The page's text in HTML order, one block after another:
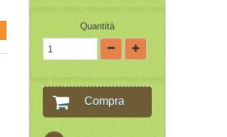
Quantità
Compra